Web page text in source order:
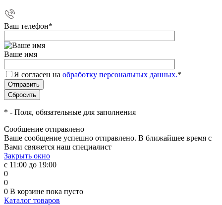
Ваш телефон*
Ваше имя
Я согласен на обработку персональных данных.*
* - Поля, обязательные для заполнения
Сообщение отправлено
Ваше сообщение успешно отправлено. В ближайшее время с
Вами свяжется наш специалист
Закрыть окно
с 11:00 до 19:00
0
0
0 В корзине пока пусто
Каталог товаров